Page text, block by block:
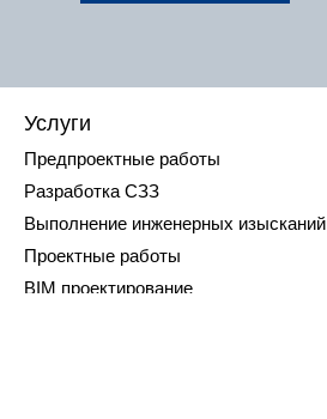
Услуги
Предпроектные работы
Разработка СЗЗ
Выполнение инженерных изысканий
Проектные работы
BIM проектирование